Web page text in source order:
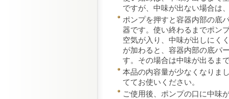
ですが、中味が出ない場合は
ポンプを押すと容器内部の底
器です。使い終わるまでポン
空気が入り、中味が出しにく
が加わると、容器内部の底パ
す。その場合は中味が出るま
本品の内容量が少なくなりま
ててお使いください。
ご使用後、ポンプの口に中味